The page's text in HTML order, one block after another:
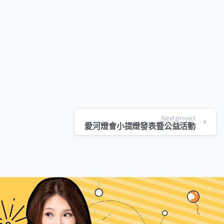
Next project
愛河燈會小提燈發表暨公益活動